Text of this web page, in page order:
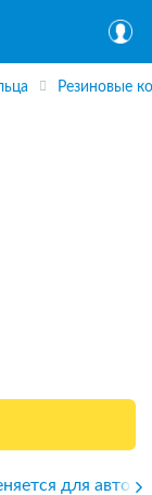
Резиновые
для авто